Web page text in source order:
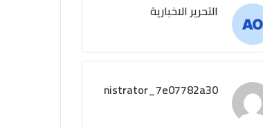
التحرير الاخبارية
administrator_7e07782a30